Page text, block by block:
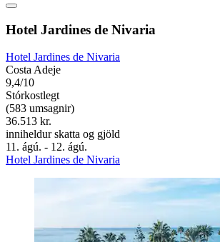
Hotel Jardines de Nivaria
Hotel Jardines de Nivaria
Costa Adeje
9,4/10
Stórkostlegt
(583 umsagnir)
36.513 kr.
inniheldur skatta og gjöld
11. ágú. - 12. ágú.
Hotel Jardines de Nivaria